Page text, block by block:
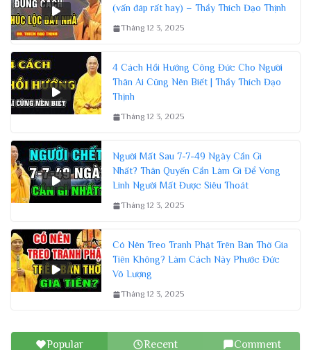
(vấn đáp rất hay) – Thầy Thích Đạo Thịnh
Tháng 12 3, 2025
4 Cách Hồi Hướng Công Đức Cho Người
Thân Ai Cũng Nên Biết | Thầy Thích Đạo
Thịnh
Tháng 12 3, 2025
Người Mất Sau 7-7-49 Ngày Cần Gì
Nhất? Thân Quyến Cần Làm Gì Để Vong
Linh Người Mất Được Siêu Thoát
Tháng 12 3, 2025
Có Nên Treo Tranh Phật Trên Bàn Thờ Gia
Tiên Không? Làm Cách Này Phước Đức
Vô Lượng
Tháng 12 3, 2025
Popular Recent Comment